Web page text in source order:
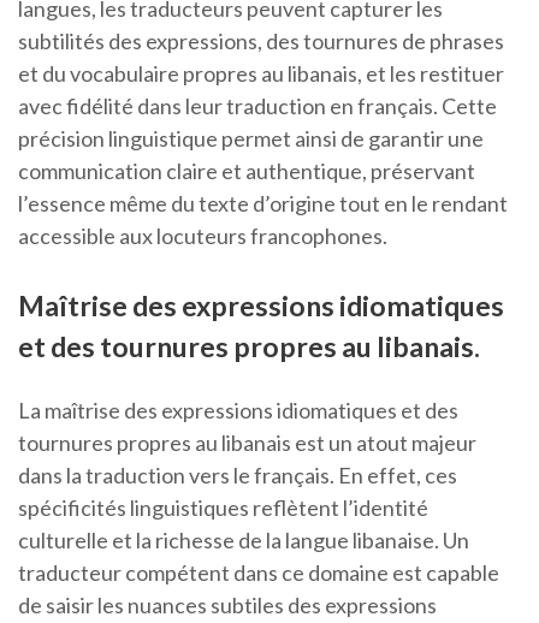
langues, les traducteurs peuvent capturer les
subtilités des expressions, des tournures de phrases
et du vocabulaire propres au libanais, et les restituer
avec fidélité dans leur traduction en français. Cette
précision linguistique permet ainsi de garantir une
communication claire et authentique, préservant
l’essence même du texte d’origine tout en le rendant
accessible aux locuteurs francophones.
Maîtrise des expressions idiomatiques
et des tournures propres au libanais.
La maîtrise des expressions idiomatiques et des
tournures propres au libanais est un atout majeur
dans la traduction vers le français. En effet, ces
spécificités linguistiques reflètent l’identité
culturelle et la richesse de la langue libanaise. Un
traducteur compétent dans ce domaine est capable
de saisir les nuances subtiles des expressions